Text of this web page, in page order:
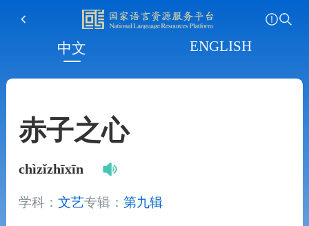
中文 ENGLISH
赤子之心
chìzǐzhīxīn
学科： 文艺专辑： 第九辑